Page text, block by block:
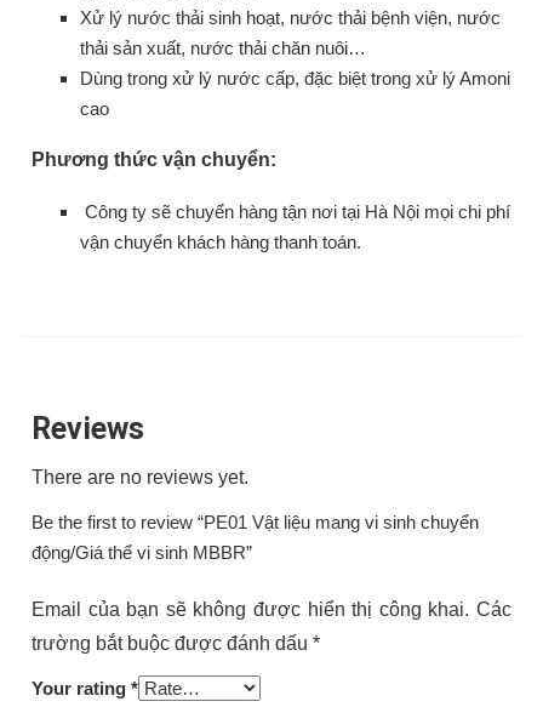
Xử lý nước thải sinh hoạt, nước thải bệnh viện, nước
thải sản xuất, nước thải chăn nuôi…
Dùng trong xử lý nước cấp, đặc biệt trong xử lý Amoni
cao
Phương thức vận chuyển:
Công ty sẽ chuyển hàng tận nơi tại Hà Nội mọi chi phí
vận chuyển khách hàng thanh toán.
Reviews
There are no reviews yet.
Be the first to review “PE01 Vật liệu mang vi sinh chuyển
động/Giá thể vi sinh MBBR”
Email của bạn sẽ không được hiển thị công khai. Các
trường bắt buộc được đánh dấu *
Your rating *